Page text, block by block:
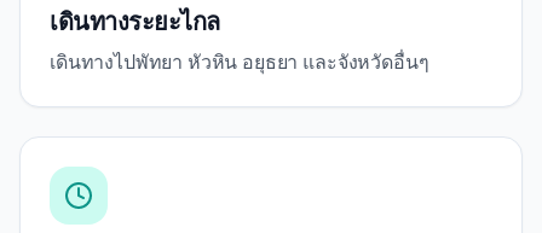
เดินทางระยะไกล
เดินทางไปพัทยา หัวหิน อยุธยา และจังหวัดอื่นๆ